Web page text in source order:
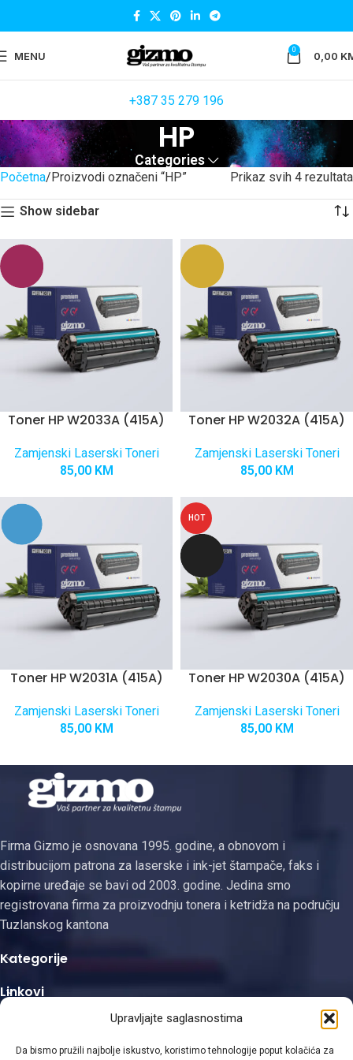
Upravljajte saglasnostima
Da bismo pružili najbolje iskustvo, koristimo tehnologije poput kolačića za
MENU 0 0,00
+387 35 279 196
HP
Categories
Početna Proizvodi označeni “HP” Prikaz svih 4 rezultata
Show sidebar
Toner HP W2033A (415A)
Zamjenski Laserski Toneri
85,00 KM
Toner HP W2032A (415A)
Zamjenski Laserski Toneri
85,00 KM
Toner HP W2031A (415A)
Zamjenski Laserski Toneri
85,00 KM
HOT
Toner HP W2030A (415A)
Zamjenski Laserski Toneri
85,00 KM
Firma Gizmo je osnovana 1995. godine, a obnovom i
distribucijom patrona za laserske i ink-jet štampače, faks i
kopirne uređaje se bavi od 2003. godine. Jedina smo
registrovana firma za proizvodnju tonera i ketridža na području
Tuzlanskog kantona
Kategorije
Linkovi
Kontakt informacije